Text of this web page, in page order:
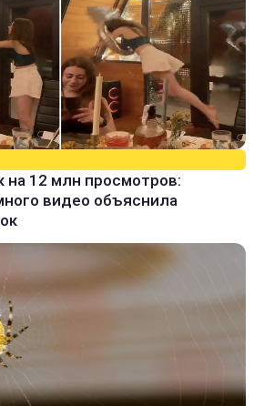
на 12 млн просмотров:
видео объяснила